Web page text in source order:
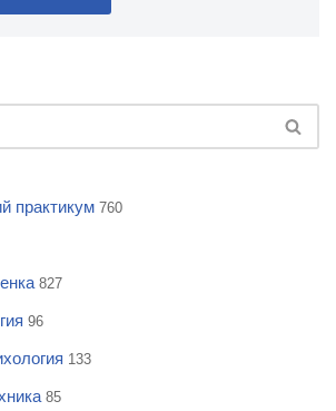
практикум 760
827
96
133
85